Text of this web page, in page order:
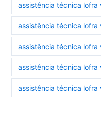
assistência técnica lofra
assistência técnica lofra
assistência técnica lofra
assistência técnica
assistência técnica